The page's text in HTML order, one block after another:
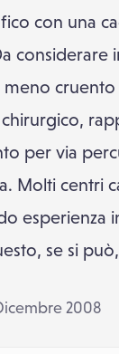
con una
considerare
per via
Molti centri
esperienza
se si
2008